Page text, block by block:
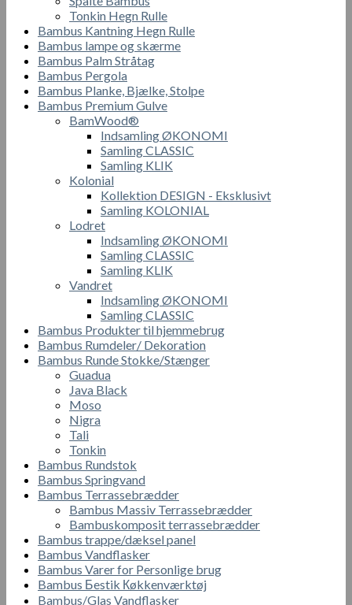
Tonkin Hegn Rulle
Bambus Kantning Hegn Rulle
Bambus lampe og skærme
Bambus Palm Stråtag
Bambus Pergola
Bambus Planke, Bjælke, Stolpe
Bambus Premium Gulve
BamWood®
Indsamling ØKONOMI
Samling CLASSIC
Samling KLIK
Kolonial
Kollektion DESIGN - Eksklusivt
Samling KOLONIAL
Lodret
Indsamling ØKONOMI
Samling CLASSIC
Samling KLIK
Vandret
Indsamling ØKONOMI
Samling CLASSIC
Bambus Produkter til hjemmebrug
Bambus Rumdeler/ Dekoration
Bambus Runde Stokke/Stænger
Guadua
Java Black
Moso
Nigra
Tali
Tonkin
Bambus Rundstok
Bambus Springvand
Bambus Terrassebrædder
Bambus Massiv Terrassebrædder
Bambuskomposit terrassebrædder
Bambus trappe/dæksel panel
Bambus Vandflasker
Bambus Varer for Personlige brug
Bambus Бestik Кøkkenværktøj
Bambus/Glas Vandflasker